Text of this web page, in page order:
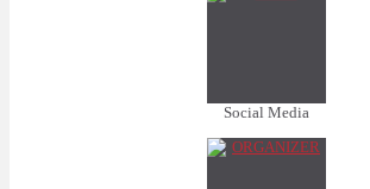
Social Media